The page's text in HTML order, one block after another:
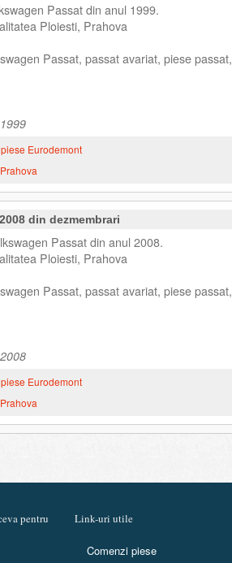
Passat din anul 1999.
Ploiesti, Prahova
Passat, passat avariat, piese passat,
Eurodemont
din dezmembrari
Passat din anul 2008.
Ploiesti, Prahova
Passat, passat avariat, piese passat,
Eurodemont
pentru
Link-uri utile
Comenzi piese